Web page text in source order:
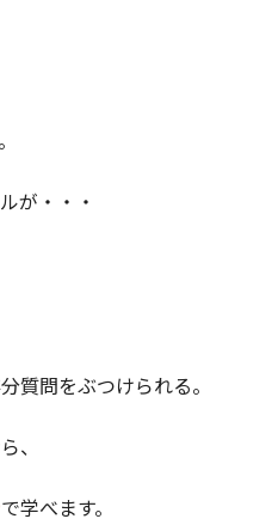
が・・・
質問をぶつけられる。
、
で学べます。